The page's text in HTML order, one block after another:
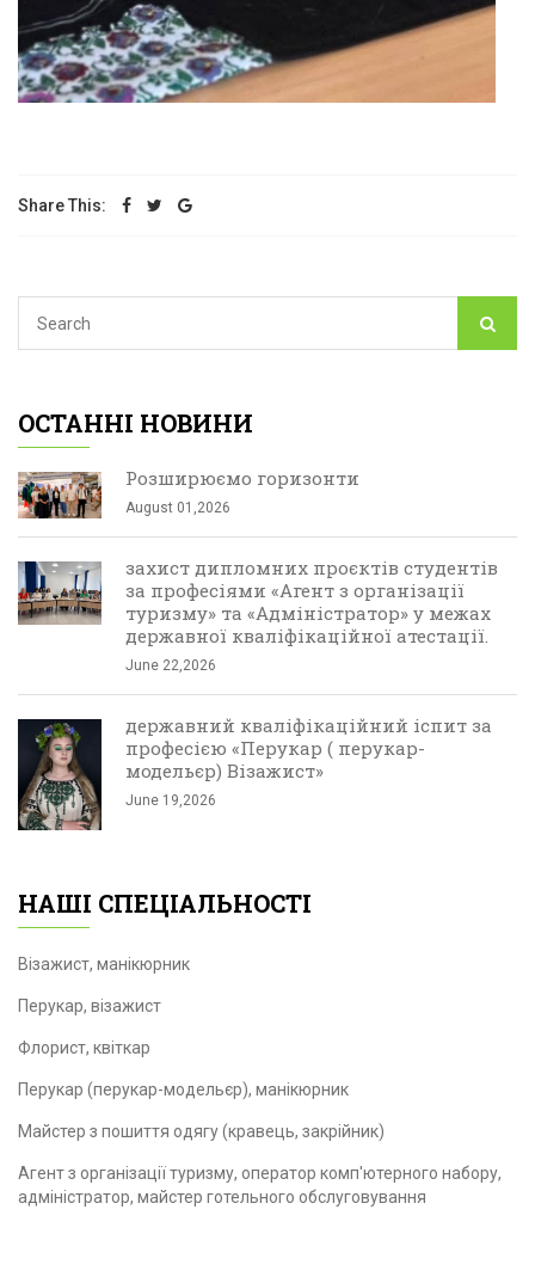
Share This:
ОСТАННІ НОВИНИ
Розширюємо горизонти
August 01,2026
захист дипломних проєктів студентів
за професіями «Агент з організації
туризму» та «Адміністратор» у межах
державної кваліфікаційної атестації.
June 22,2026
державний кваліфікаційний іспит за
професією «Перукар ( перукар-
модельєр) Візажист»
June 19,2026
НАШІ СПЕЦІАЛЬНОСТІ
Візажист, манікюрник
Перукар, візажист
Флорист, квіткар
Перукар (перукар-модельєр), манікюрник
Майстер з пошиття одягу (кравець, закрійник)
Агент з організації туризму, оператор комп'ютерного набору,
адміністратор, майстер готельного обслуговування